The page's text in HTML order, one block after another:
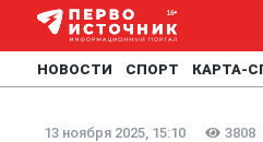
НОВОСТИ СПОРТ КАРТА-
13 ноября 2025, 15:10 3808